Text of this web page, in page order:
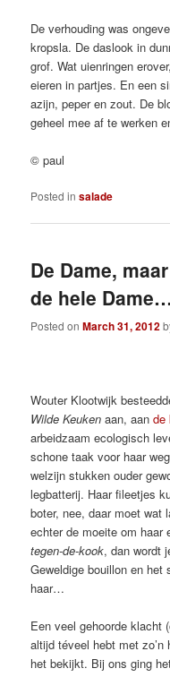
De verhouding was
kropsla. De daslook in
grof. Wat uienringen
eieren in partjes. En een
azijn, peper en zout. De
geheel mee af te werken
© paul
Posted in salade
De Dame,
de hele Dame…
Posted onMarch 31, 2012
Wouter Klootwijk
Wilde Keuken aan, aan de
arbeidzaam ecologisch
schone taak voor haar
welzijn stukken ouder
legbatterij. Haar fileetjes
boter, nee, daar moet wat
echter de moeite om haar
tegen-de-kook, dan wordt
Geweldige bouillon en
haar…
Een veel gehoorde klacht
altijd téveel hebt met
het bekijkt. Bij ons ging